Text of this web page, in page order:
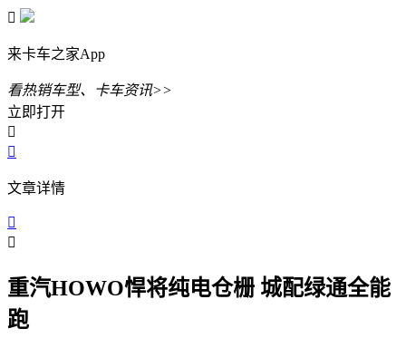

来卡车之家App
看热销车型、卡车资讯>>
立即打开


文章详情


重汽HOWO悍将纯电仓栅 城配绿通全能
跑